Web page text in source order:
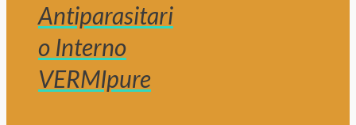
Antiparasitari
o Interno
VERMIpure